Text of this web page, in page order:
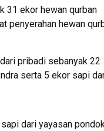
31 ekor hewan qurban
penyerahan hewan
pribadi sebanyak 22
serta 5 ekor sapi
dari yayasan pondok